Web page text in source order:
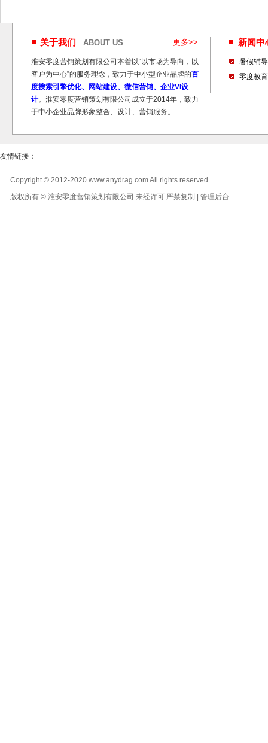
更多>>
关于我们 ABOUT US
淮安零度营销策划有限公司本着以“以市场为导向，以
客户为中心”的服务理念，致力于中小型企业品牌的百
度搜索引擎优化、网站建设、微信营销、企业VI设
计。淮安零度营销策划有限公司成立于2014年，致力
于中小企业品牌形象整合、设计、营销服务。
新闻
暑假辅
零度教
友情链接：
Copyright © 2012-2020 www.anydrag.com All rights reserved.
版权所有 © 淮安零度营销策划有限公司 未经许可 严禁复制 | 管理后台